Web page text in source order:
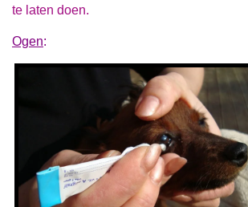
te laten doen.
Ogen: